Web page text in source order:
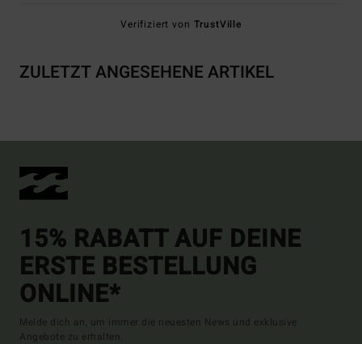
Verifiziert von TrustVille
ZULETZT ANGESEHENE ARTIKEL
15% RABATT AUF DEINE
ERSTE BESTELLUNG
ONLINE*
Melde dich an, um immer die neuesten News und exklusive
Angebote zu erhalten.